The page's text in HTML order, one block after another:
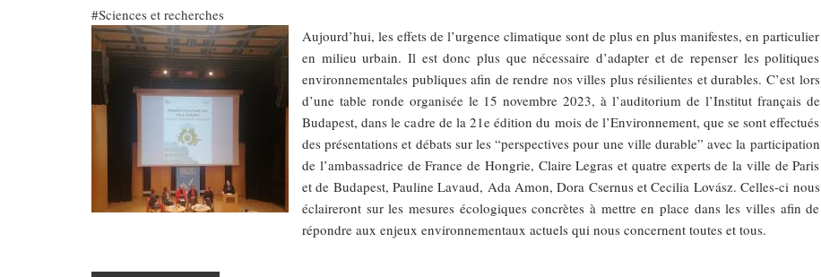
Sciences et recherches
Aujourd’hui, les effets de l’urgence climatique sont de plus en plus manifestes, en particulier
en milieu urbain. Il est donc plus que nécessaire d’adapter et de repenser les politiques
environnementales publiques afin de rendre nos villes plus résilientes et durables. C’est lors
d’une table ronde organisée le 15 novembre 2023, à l’auditorium de l’Institut français de
Budapest, dans le cadre de la 21e édition du mois de l’Environnement, que se sont effectués
des présentations et débats sur les “perspectives pour une ville durable” avec la participation
de l’ambassadrice de France de Hongrie, Claire Legras et quatre experts de la ville de Paris
et de Budapest, Pauline Lavaud, Ada Amon, Dora Csernus et Cecilia Lovász. Celles-ci nous
éclaireront sur les mesures écologiques concrètes à mettre en place dans les villes afin de
répondre aux enjeux environnementaux actuels qui nous concernent toutes et tous.